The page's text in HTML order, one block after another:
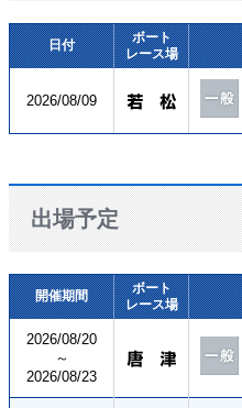
日付
ボート
レース場
2026/08/09
出場予定
開催期間
ボート
レース場
2026/08/20
～
2026/08/23